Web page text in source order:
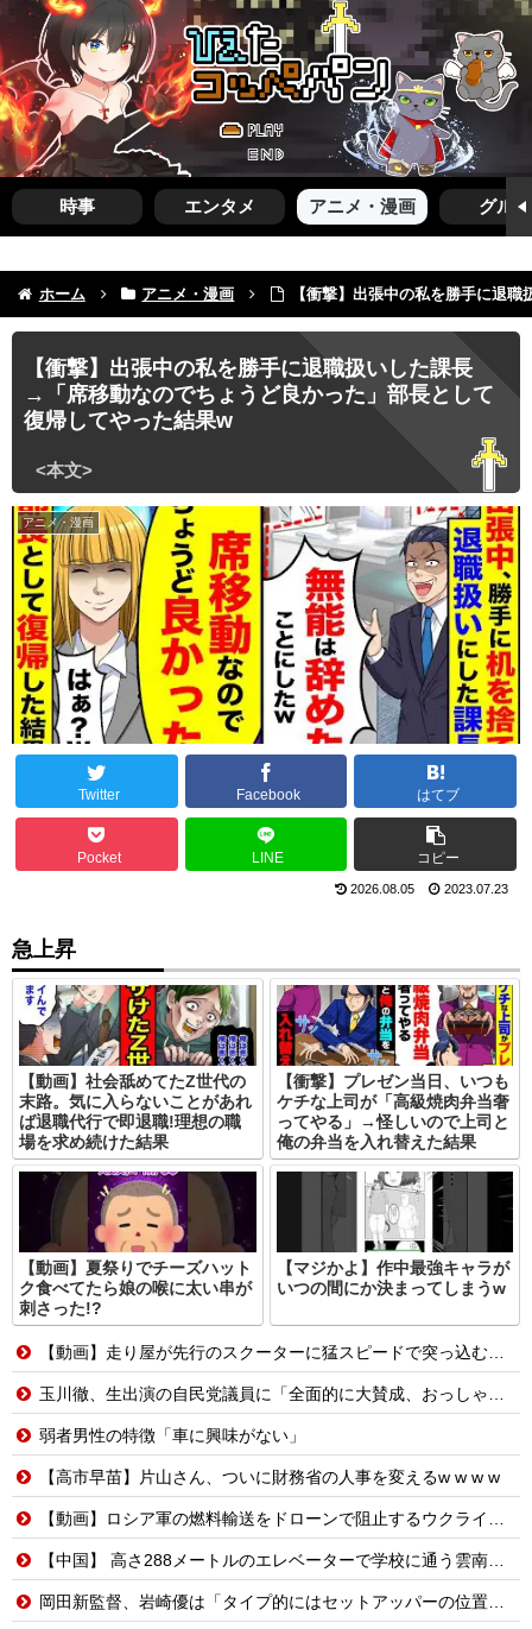
時事 エンタメ アニメ・漫画 グルメ
ホーム アニメ・漫画 【衝撃】出張中の私を勝手に退
【衝撃】出張中の私を勝手に退職扱いした課長
→「席移動なのでちょうど良かった」部長として
復帰してやった結果w
アニメ・漫画
Twitter Facebook はてブ
Pocket LINE コピー
2026.08.05 2023.07.23
急上昇
【動画】社会舐めてたZ世代の
末路。気に入らないことがあれ
ば退職代行で即退職!理想の職
場を求め続けた結果
【衝撃】プレゼン当日、いつも
ケチな上司が「高級焼肉弁当奢
ってやる」→怪しいので上司と
俺の弁当を入れ替えた結果
【動画】夏祭りでチーズハット
ク食べてたら娘の喉に太い串が
刺さった!?
【マジかよ】作中最強キャラが
いつの間にか決まってしまうw
【動画】走り屋が先行のスクーターに猛スピードで突っ込む事故。
玉川徹、生出演の自民党議員に「全面的に大賛成、おっしゃる通り」 消費減税への主張めぐり
弱者男性の特徴「車に興味がない」
【高市早苗】片山さん、ついに財務省の人事を変えるw w w w
【動画】ロシア軍の燃料輸送をドローンで阻止するウクライナ。
【中国】 高さ288メートルのエレベーターで学校に通う雲南省の山地の子供たち 通学時間 3時間→30分に短縮
岡田新監督、岩崎優は「タイプ的にはセットアッパーの位置が一番合うてる」←おーん